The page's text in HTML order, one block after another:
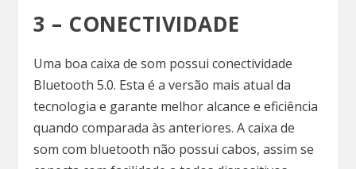
3 – CONECTIVIDADE
Uma boa caixa de som possui conectividade
Bluetooth 5.0. Esta é a versão mais atual da
tecnologia e garante melhor alcance e eficiência
quando comparada às anteriores. A caixa de
som com bluetooth não possui cabos, assim se